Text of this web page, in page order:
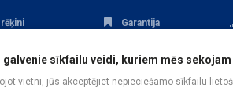
Garantija
Datu aizsardzība
galvenie sīkfailu veidi, kuriem mēs
vietni, jūs akceptējiet nepieciešamo sīkfailu